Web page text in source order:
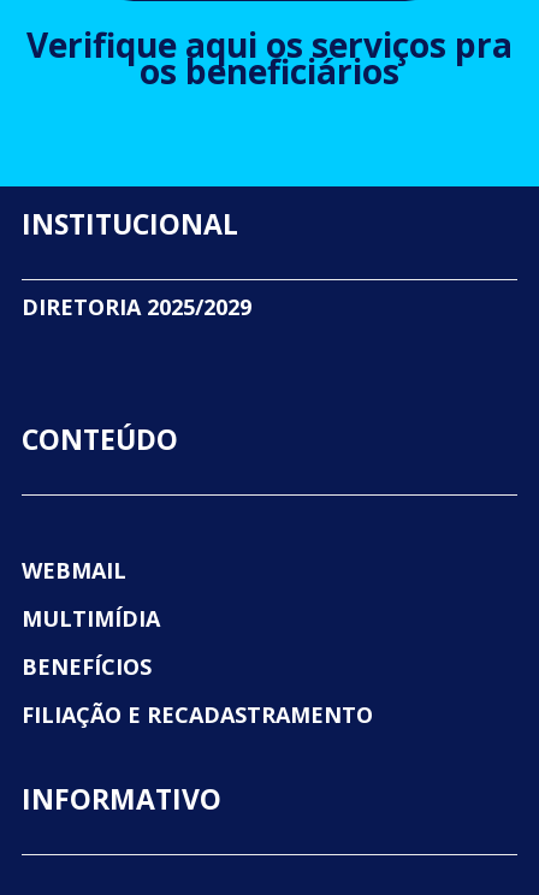
Verifique aqui os serviços pra
os beneficiários
INSTITUCIONAL
DIRETORIA 2025/2029
CONTEÚDO
WEBMAIL
MULTIMÍDIA
BENEFÍCIOS
FILIAÇÃO E RECADASTRAMENTO
INFORMATIVO